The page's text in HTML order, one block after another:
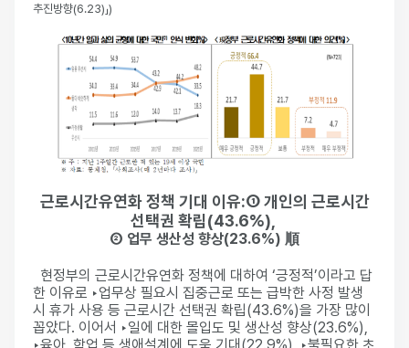
추진방향(6.23)」)
근로시간유연화 정책 기대 이유:① 개인의 근로시간
선택권 확립(43.6%),
② 업무 생산성 향상(23.6%) 順
현정부의 근로시간유연화 정책에 대하여 ‘긍정적’이라고 답
한 이유로 ‣업무상 필요시 집중근로 또는 급박한 사정 발생
시 휴가 사용 등 근로시간 선택권 확립(43.6%)을 가장 많이
꼽았다. 이어서 ‣일에 대한 몰입도 및 생산성 향상(23.6%),